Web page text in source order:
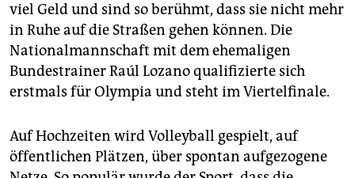
viel Geld und sind so berühmt, dass sie nicht mehr
in Ruhe auf die Straßen gehen können. Die
Nationalmannschaft mit dem ehemaligen
Bundestrainer Raúl Lozano qualifizierte sich
erstmals für Olympia und steht im Viertelfinale.
Auf Hochzeiten wird Volleyball gespielt, auf
öffentlichen Plätzen, über spontan aufgezogene